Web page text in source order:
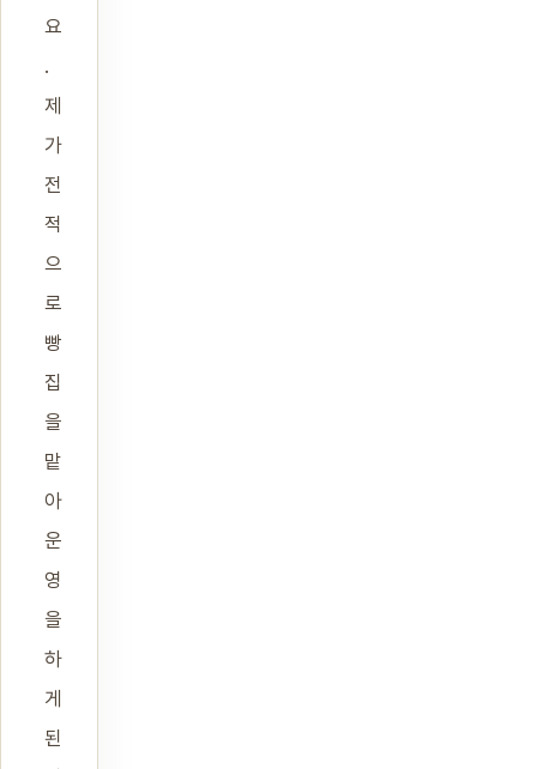
요
.
제
가
전
적
으
로
빵
집
을
맡
아
운
영
을
하
게
된